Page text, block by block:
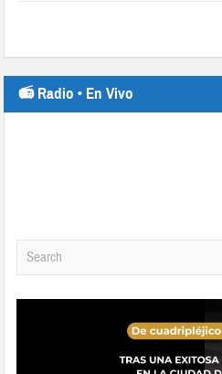
📻 Radio • En Vivo